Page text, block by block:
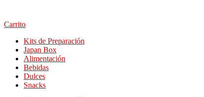
Carrito
Kits de Preparación
Japan Box
Alimentación
Bebidas
Dulces
Snacks